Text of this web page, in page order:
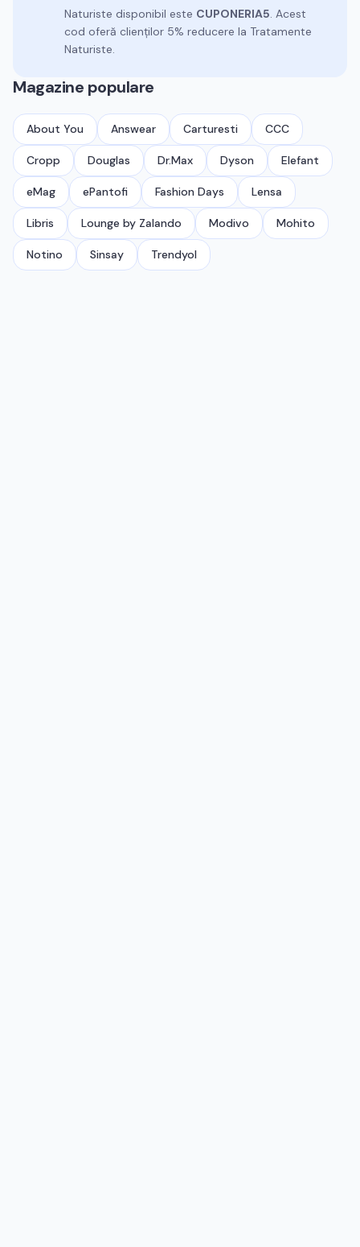
Naturiste disponibil este CUPONERIA5. Acest
cod oferă clienților 5% reducere la Tratamente
Naturiste.
Magazine populare
About You Answear Carturesti CCC
Cropp Douglas Dr.Max Dyson Elefant
eMag ePantofi Fashion Days Lensa
Libris Lounge by Zalando Modivo Mohito
Notino Sinsay Trendyol